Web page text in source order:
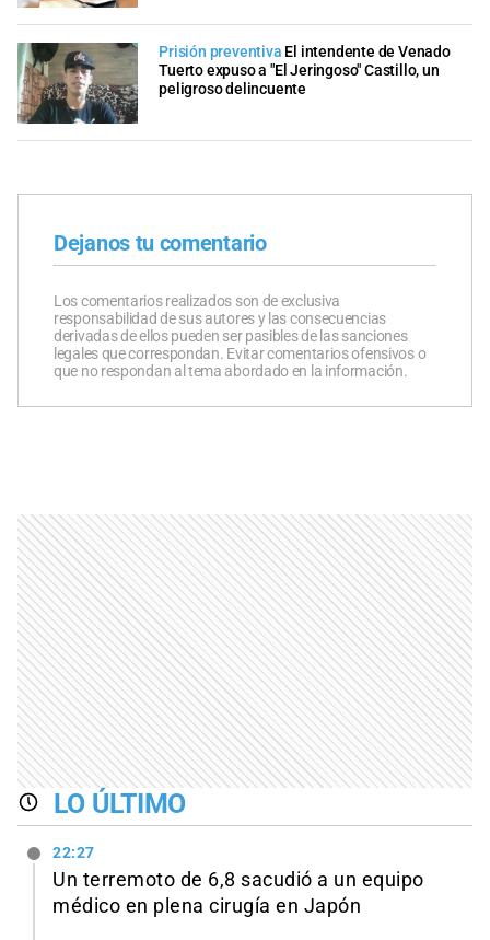
Prisión preventiva El intendente de Venado
Tuerto expuso a "El Jeringoso" Castillo, un
peligroso delincuente
Dejanos tu comentario
Los comentarios realizados son de exclusiva
responsabilidad de sus autores y las consecuencias
derivadas de ellos pueden ser pasibles de las sanciones
legales que correspondan. Evitar comentarios ofensivos o
que no respondan al tema abordado en la información.
LO ÚLTIMO
22:27
Un terremoto de 6,8 sacudió a un equipo
médico en plena cirugía en Japón